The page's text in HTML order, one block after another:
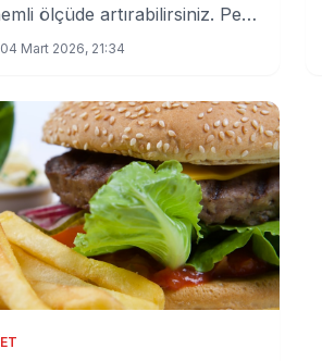
ölçüde artırabilirsiniz. Peki
nedir?
04 Mart 2026, 21:34